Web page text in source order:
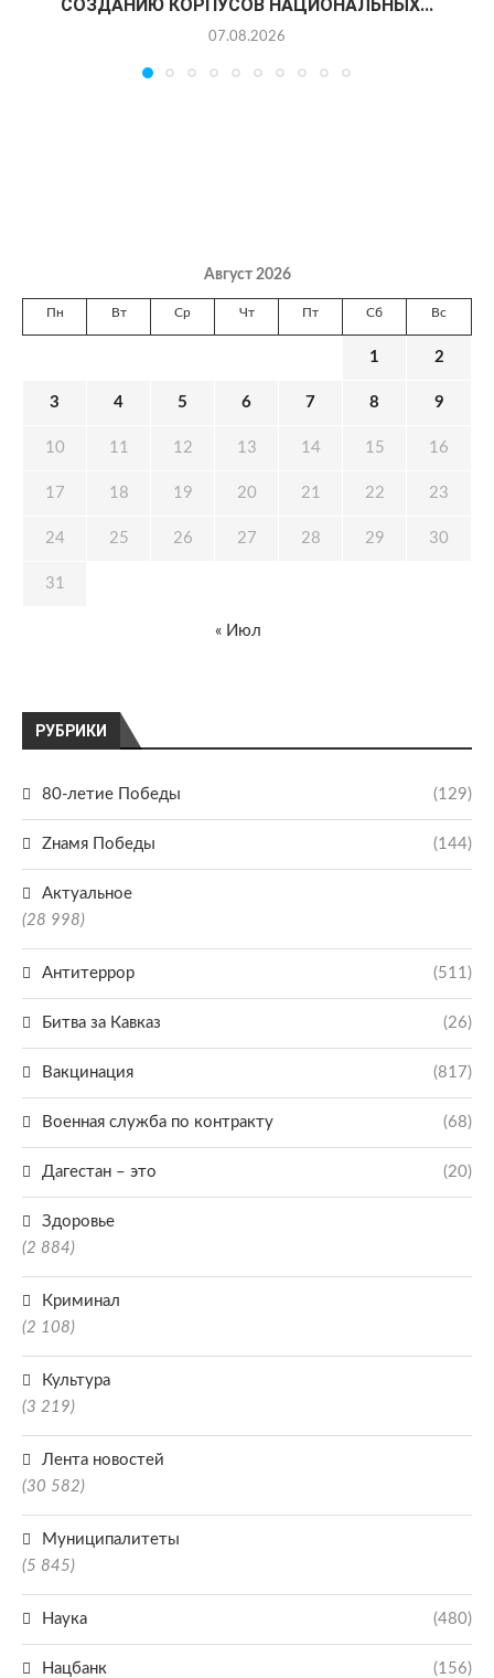
СОЗДАНИЮ КОРПУСОВ НАЦИОНАЛЬНЫХ...
07.08.2026
РУБРИКИ
80-летие Победы (129)
Zнамя Победы (144)
Актуальное
(28 998)
Антитеррор (511)
Битва за Кавказ (26)
Вакцинация (817)
Военная служба по контракту (68)
Дагестан – это (20)
Здоровье
(2 884)
Криминал
(2 108)
Культура
(3 219)
Лента новостей
(30 582)
Муниципалитеты
(5 845)
Наука (480)
Нацбанк (156)
Август 2026
Пн Вт Ср Чт Пт Сб Вс
1 2
3 4 5 6 7 8 9
10 11 12 13 14 15 16
17 18 19 20 21 22 23
24 25 26 27 28 29 30
31
« Июл